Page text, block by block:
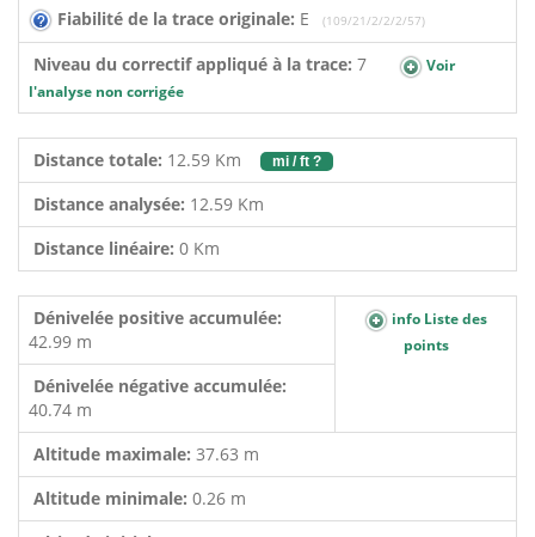
Fiabilité de la trace originale: E (109/21/2/2/2/57)
Niveau du correctif appliqué à la trace: 7
Voir
l'analyse non corrigée
Distance totale: 12.59 Km mi / ft ?
Distance analysée: 12.59 Km
Distance linéaire: 0 Km
Dénivelée positive accumulée:
42.99 m
info Liste des
points
Dénivelée négative accumulée:
40.74 m
Altitude maximale: 37.63 m
Altitude minimale: 0.26 m